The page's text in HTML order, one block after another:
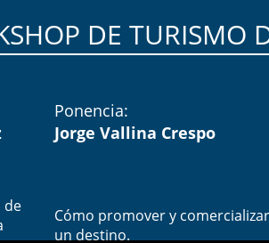
DE TURISMO
de
Ponencia:
Jorge Vallina Crespo
Cómo promover y comercializar
un destino.